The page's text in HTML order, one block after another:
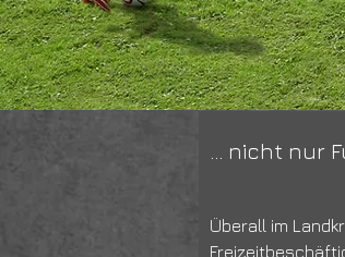
... nicht nur
Überall im